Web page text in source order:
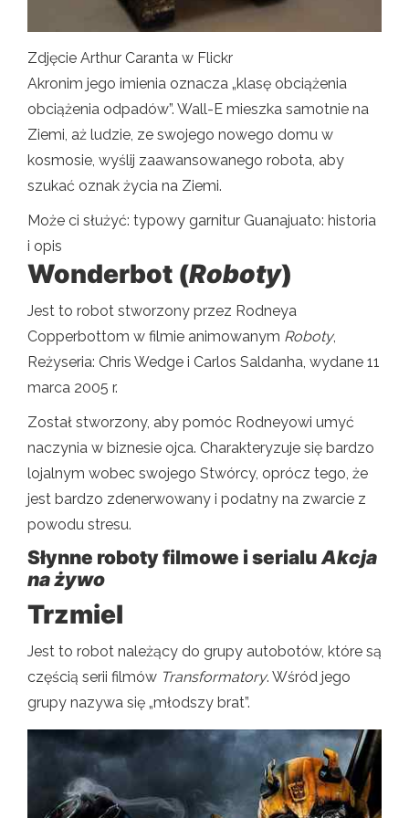
Zdjęcie Arthur Caranta w Flickr
Akronim jego imienia oznacza „klasę obciążenia
obciążenia odpadów”. Wall-E mieszka samotnie na
Ziemi, aż ludzie, ze swojego nowego domu w
kosmosie, wyślij zaawansowanego robota, aby
szukać oznak życia na Ziemi.
Może ci służyć: typowy garnitur Guanajuato: historia
i opis
Wonderbot (Roboty)
Jest to robot stworzony przez Rodneya
Copperbottom w filmie animowanym Roboty,
Reżyseria: Chris Wedge i Carlos Saldanha, wydane 11
marca 2005 r.
Został stworzony, aby pomóc Rodneyowi umyć
naczynia w biznesie ojca. Charakteryzuje się bardzo
lojalnym wobec swojego Stwórcy, oprócz tego, że
jest bardzo zdenerwowany i podatny na zwarcie z
powodu stresu.
Słynne roboty filmowe i serialu Akcja
na żywo
Trzmiel
Jest to robot należący do grupy autobotów, które są
częścią serii filmów Transformatory. Wśród jego
grupy nazywa się „młodszy brat”.